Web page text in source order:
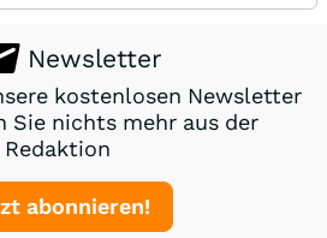
Newsletter
kostenlosen Newsletter
Sie nichts mehr aus der
Redaktion
abonnieren!